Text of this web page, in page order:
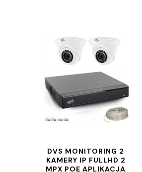
DVS MONITORING 2
KAMERY IP FULLHD 2
MPX POE APLIKACJA